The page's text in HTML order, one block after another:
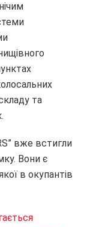
та
вже встигли
Вони є
в окупантів